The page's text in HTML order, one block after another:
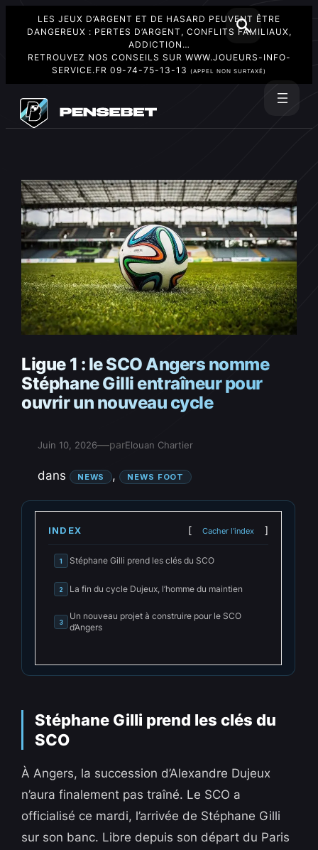
LES JEUX D’ARGENT ET DE HASARD PEUVENT ÊTRE
DANGEREUX : PERTES D’ARGENT, CONFLITS FAMILIAUX,
ADDICTION…
RETROUVEZ NOS CONSEILS SUR WWW.JOUEURS-INFO-
SERVICE.FR 09-74-75-13-13 (APPEL NON SURTAXÉ)
contenu
Ligue 1 : le SCO Angers nomme
Stéphane Gilli entraîneur pour
ouvrir un nouveau cycle
Juin 10, 2026—parElouan Chartier
dans NEWS , NEWS FOOT
INDEX Cacher l'index
1 Stéphane Gilli prend les clés du SCO
2 La fin du cycle Dujeux, l’homme du maintien
3
Un nouveau projet à construire pour le SCO
d’Angers
Stéphane Gilli prend les clés du
SCO
À Angers, la succession d’Alexandre Dujeux
n’aura finalement pas traîné. Le SCO a
officialisé ce mardi, l’arrivée de Stéphane Gilli
sur son banc. Libre depuis son départ du Paris